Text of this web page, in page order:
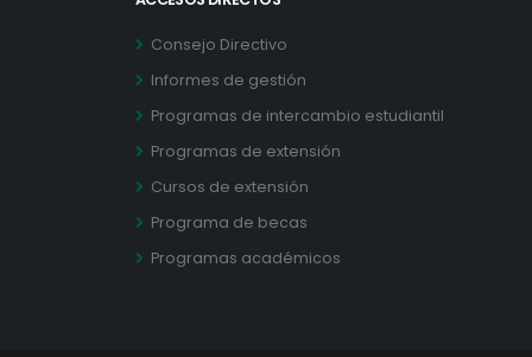
Consejo Directivo
Informes de gestión
Programas de intercambio estudiantil
Programas de extensión
Cursos de extensión
Programa de becas
Programas académicos